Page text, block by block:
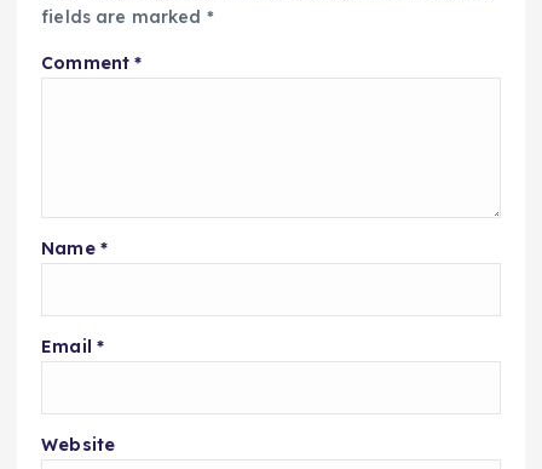
fields are marked *
Comment*
Name *
Email *
Website